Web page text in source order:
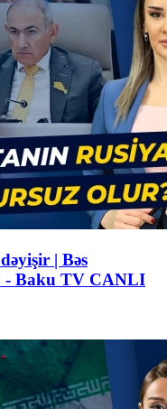
| Bəs
- Baku TV CANLI